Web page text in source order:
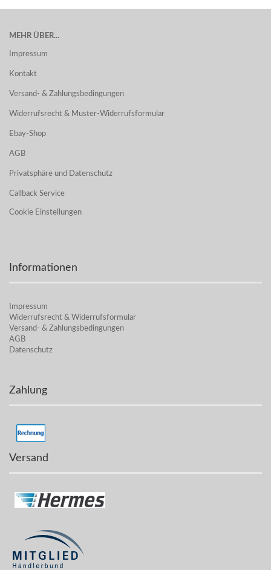
MEHR ÜBER...
Impressum
Kontakt
Versand- & Zahlungsbedingungen
Widerrufsrecht & Muster-Widerrufsformular
Ebay-Shop
AGB
Privatsphäre und Datenschutz
Callback Service
Cookie Einstellungen
Informationen
Impressum
Widerrufsrecht & Widerrufsformular
Versand- & Zahlungsbedingungen
AGB
Datenschutz
Zahlung
Versand